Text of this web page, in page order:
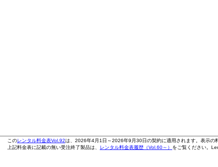
このレンタル料金表Vol.92は、2026年4月1日～2026年9月30日の契約に適用されます。表示
上記料金表に記載の無い受注終了製品は、 レンタル料金表履歴（Vol.60～） をご覧ください。